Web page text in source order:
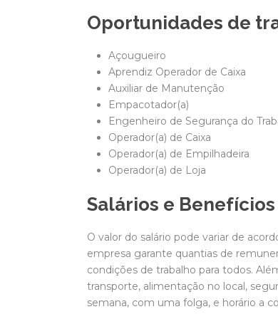
Oportunidades de
Açougueiro
Aprendiz Operador de Caixa
Auxiliar de Manutenção
Empacotador(a)
Engenheiro de Segurança do
Operador(a) de Caixa
Operador(a) de Empilhadeira
Operador(a) de Loja
Salários e Benefícios
O valor do salário pode variar de
empresa garante quantias de
condições de trabalho para todos.
transporte, alimentação no local,
semana, com uma folga, e horário a